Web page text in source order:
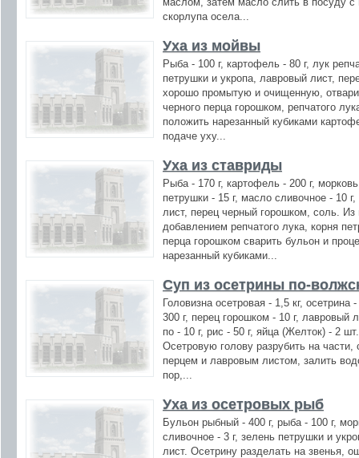
скорлупа осела...
Уха из мойвы
Рыба - 100 г, картофель - 80 г, лук
петрушки и укропа, лавровый лист,
хорошо промытую и очищенную,
черного перца горошком, репчатого
положить нарезанный кубиками
подаче уху...
Уха из ставриды
Рыба - 170 г, картофель - 200 г,
петрушки - 15 г, масло сливочное - 10
лист, перец черный горошком, соль.
добавлением репчатого лука, корня
перца горошком сварить бульон и
нарезанный кубиками...
Суп из осетрины по-
Головизна осетровая - 1,5 кг,
300 г, перец горошком - 10 г, лавровый
по - 10 г, рис - 50 г, яйца (Желток) - 2
Осетровую голову разрубить на
перцем и лавровым листом, залить
пор,...
Уха из осетровых рыб
Бульон рыбный - 400 г, рыба - 100 г,
сливочное - 3 г, зелень петрушки и
лист. Осетрину разделать на звенья,